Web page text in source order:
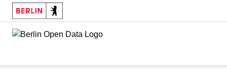
Skip
main